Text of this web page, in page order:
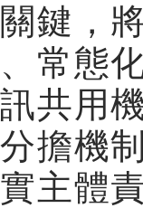
鍵，
常態
共用
擔機
主體